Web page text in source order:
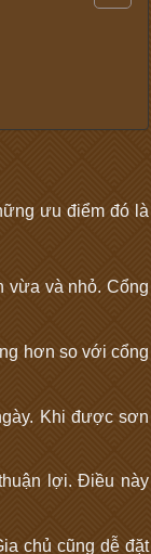
ưu điểm đó là
vừa và nhỏ. Cổng
hơn so với cổng
Khi được sơn
lợi. Điều này
chủ cũng dễ đặt